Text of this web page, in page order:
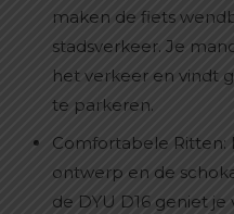
maken de fiets
stadsverkeer. Je
het verkeer en vindt
te parkeren.
Comfortabele Ritten:
ontwerp en de
de DYU D16 geniet